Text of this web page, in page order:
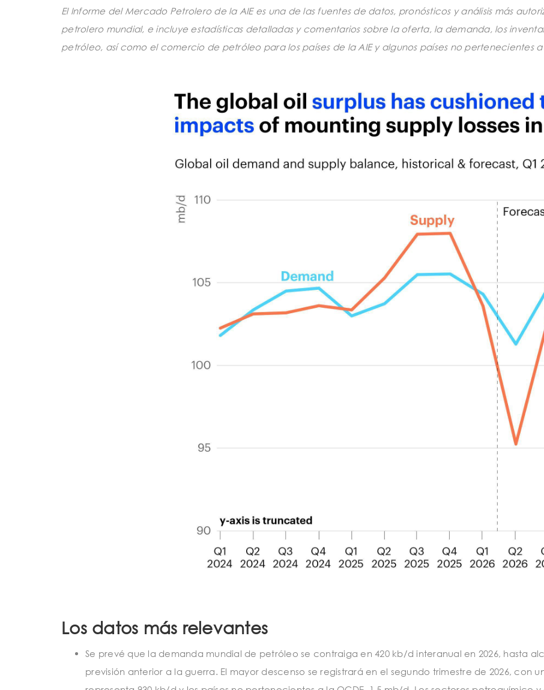
El Informe del Mercado Petrolero de la AIE es una de las fuentes de datos, pronósticos y análisis más
petrolero mundial, e incluye estadísticas detalladas y comentarios sobre la oferta, la demanda, los
petróleo, así como el comercio de petróleo para los países de la AIE y algunos países no pertenecientes a
Los datos más relevantes
Se prevé que la demanda mundial de petróleo se contraiga en 420 kb/d interanual en 2026, hasta
previsión anterior a la guerra. El mayor descenso se registrará en el segundo trimestre de 2026, con